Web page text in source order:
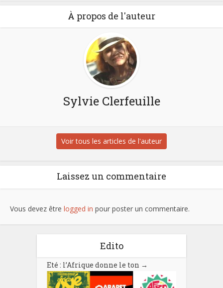
À propos de l'auteur
Sylvie Clerfeuille
Voir tous les articles de l'auteur
Laissez un commentaire
Vous devez être logged in pour poster un commentaire.
Edito
Eté : l’Afrique donne le ton →